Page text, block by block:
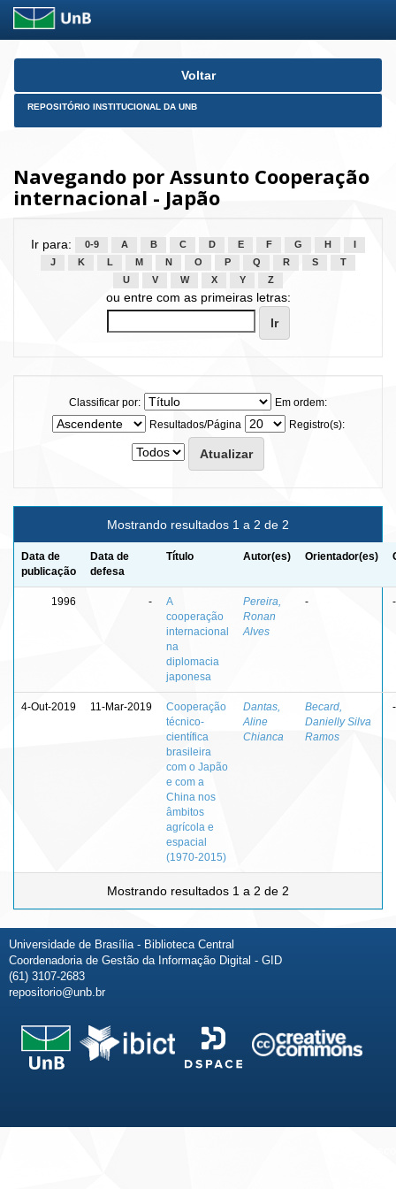
Skip
Voltar
REPOSITÓRIO INSTITUCIONAL DA UNB
Navegando por Assunto Cooperação
internacional - Japão
Ir para: 0-9 A B C D E F G H
J
K L M N O P Q R S
T
U
V W X Y Z
ou entre com as primeiras letras:
Classificar por:
Em ordem:
Resultados/Página
Registro(s):
Mostrando resultados 1 a 2 de 2
Data de
publicação
Data de
defesa
Título Autor(es) Orientador(es)
1996 -
A
cooperação
internacional
na
diplomacia
japonesa
Pereira,
Ronan
Alves
- -
4-Out-2019 11-Mar-2019
Cooperação
técnico-
científica
brasileira
com o Japão
e com a
China nos
âmbitos
agrícola e
espacial
(1970-2015)
Dantas,
Aline
Chianca
Becard,
Danielly Silva
Ramos
-
Mostrando resultados 1 a 2 de 2
Universidade de Brasília - Biblioteca Central
Coordenadoria de Gestão da Informação Digital - GID
(61) 3107-2683
repositorio@unb.br